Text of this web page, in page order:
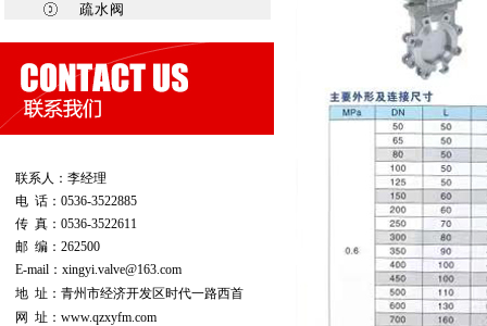
疏水阀
联系人：李经理
电 话：0536-3522885
传 真：0536-3522611
邮 编：262500
E-mail：xingyi.valve@163.com
地 址：青州市经济开发区时代一路西首
网 址： www.qzxyfm.com